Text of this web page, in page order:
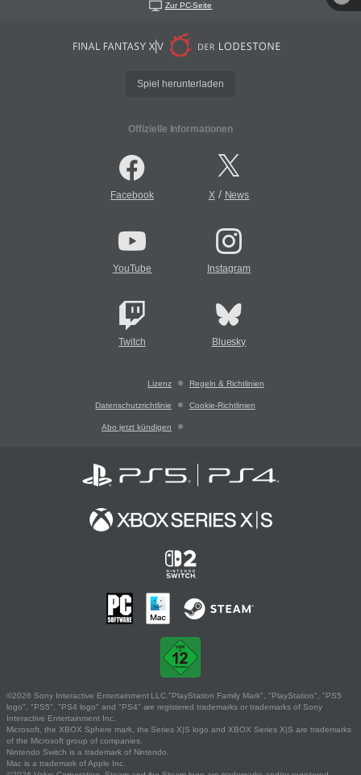
Zur PC-Seite
Spiel herunterladen
Offizielle Informationen
Facebook X/ News
YouTube Instagram
Twitch Bluesky
Lizenz Regeln & Richtlinien
Datenschutzrichtlinie Cookie-Richtlinien
Abo jetzt kündigen
©2026 Sony Interactive Entertainment LLC."PlayStation Family Mark", "PlayStation", "PS5
logo", "PS5", "PS4 logo" and "PS4" are registered trademarks or trademarks of Sony
Interactive Entertainment Inc.
Microsoft, the XBOX Sphere mark, the Series X|S logo and XBOX Series X|S are trademarks
of the Microsoft group of companies.
Nintendo Switch is a trademark of Nintendo.
Mac is a trademark of Apple Inc.